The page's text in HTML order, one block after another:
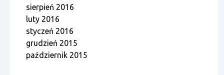
sierpień 2016
luty 2016
styczeń 2016
grudzień 2015
październik 2015